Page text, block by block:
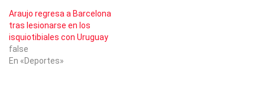
Araujo regresa a Barcelona
tras lesionarse en los
isquiotibiales con Uruguay
false
En «Deportes»